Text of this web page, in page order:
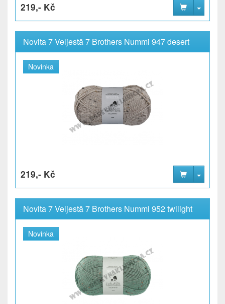
219,- Kč
Novita 7 Veljestä 7 Brothers Nummi 947 desert
Novinka
219,- Kč
Novita 7 Veljestä 7 Brothers Nummi 952 twilight
Novinka